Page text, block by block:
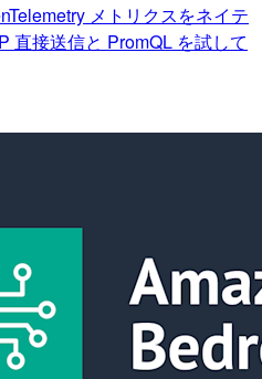
メトリクスをネイテ
直接送信と PromQL を試して